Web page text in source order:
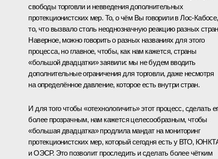
свободы торговли и невведения дополнительных
протекционистских мер. То, о чём Вы говорили в Лос-Кабосе,
то, что вызвало столь неоднозначную реакцию разных
Наверное, можно говорить о разных названиях для этого
процесса, но главное, чтобы, как нам кажется, страны
«большой двадцатки» заявили: мы не будем вводить
дополнительные ограничения для торговли, даже несмотря
на определённое давление, которое есть внутри стран.
И для того чтобы «отехнологичить» этот процесс, сделать
более прозрачным, нам кажется целесообразным, чтобы
«большая двадцатка» продлила мандат на мониторинг
протекционистских мер, который сегодня есть у ВТО,
и ОЭСР. Это позволит проследить и сделать более чётким